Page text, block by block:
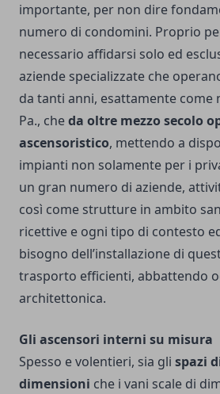
importante, per non dire
numero di condomini. Proprio
necessario affidarsi solo ed
aziende specializzate che
da tanti anni, esattamente come
Pa., cheda oltre mezzo secolo
ascensoristico, mettendo a
impianti non solamente per i
un gran numero di aziende,
così come strutture in ambito
ricettive e ogni tipo di contesto
bisogno dell’installazione di
trasporto efficienti, abbattendo
architettonica.
Gli ascensori interni su misura
Spesso e volentieri, sia gli spazi
dimensioni che i vani scale di